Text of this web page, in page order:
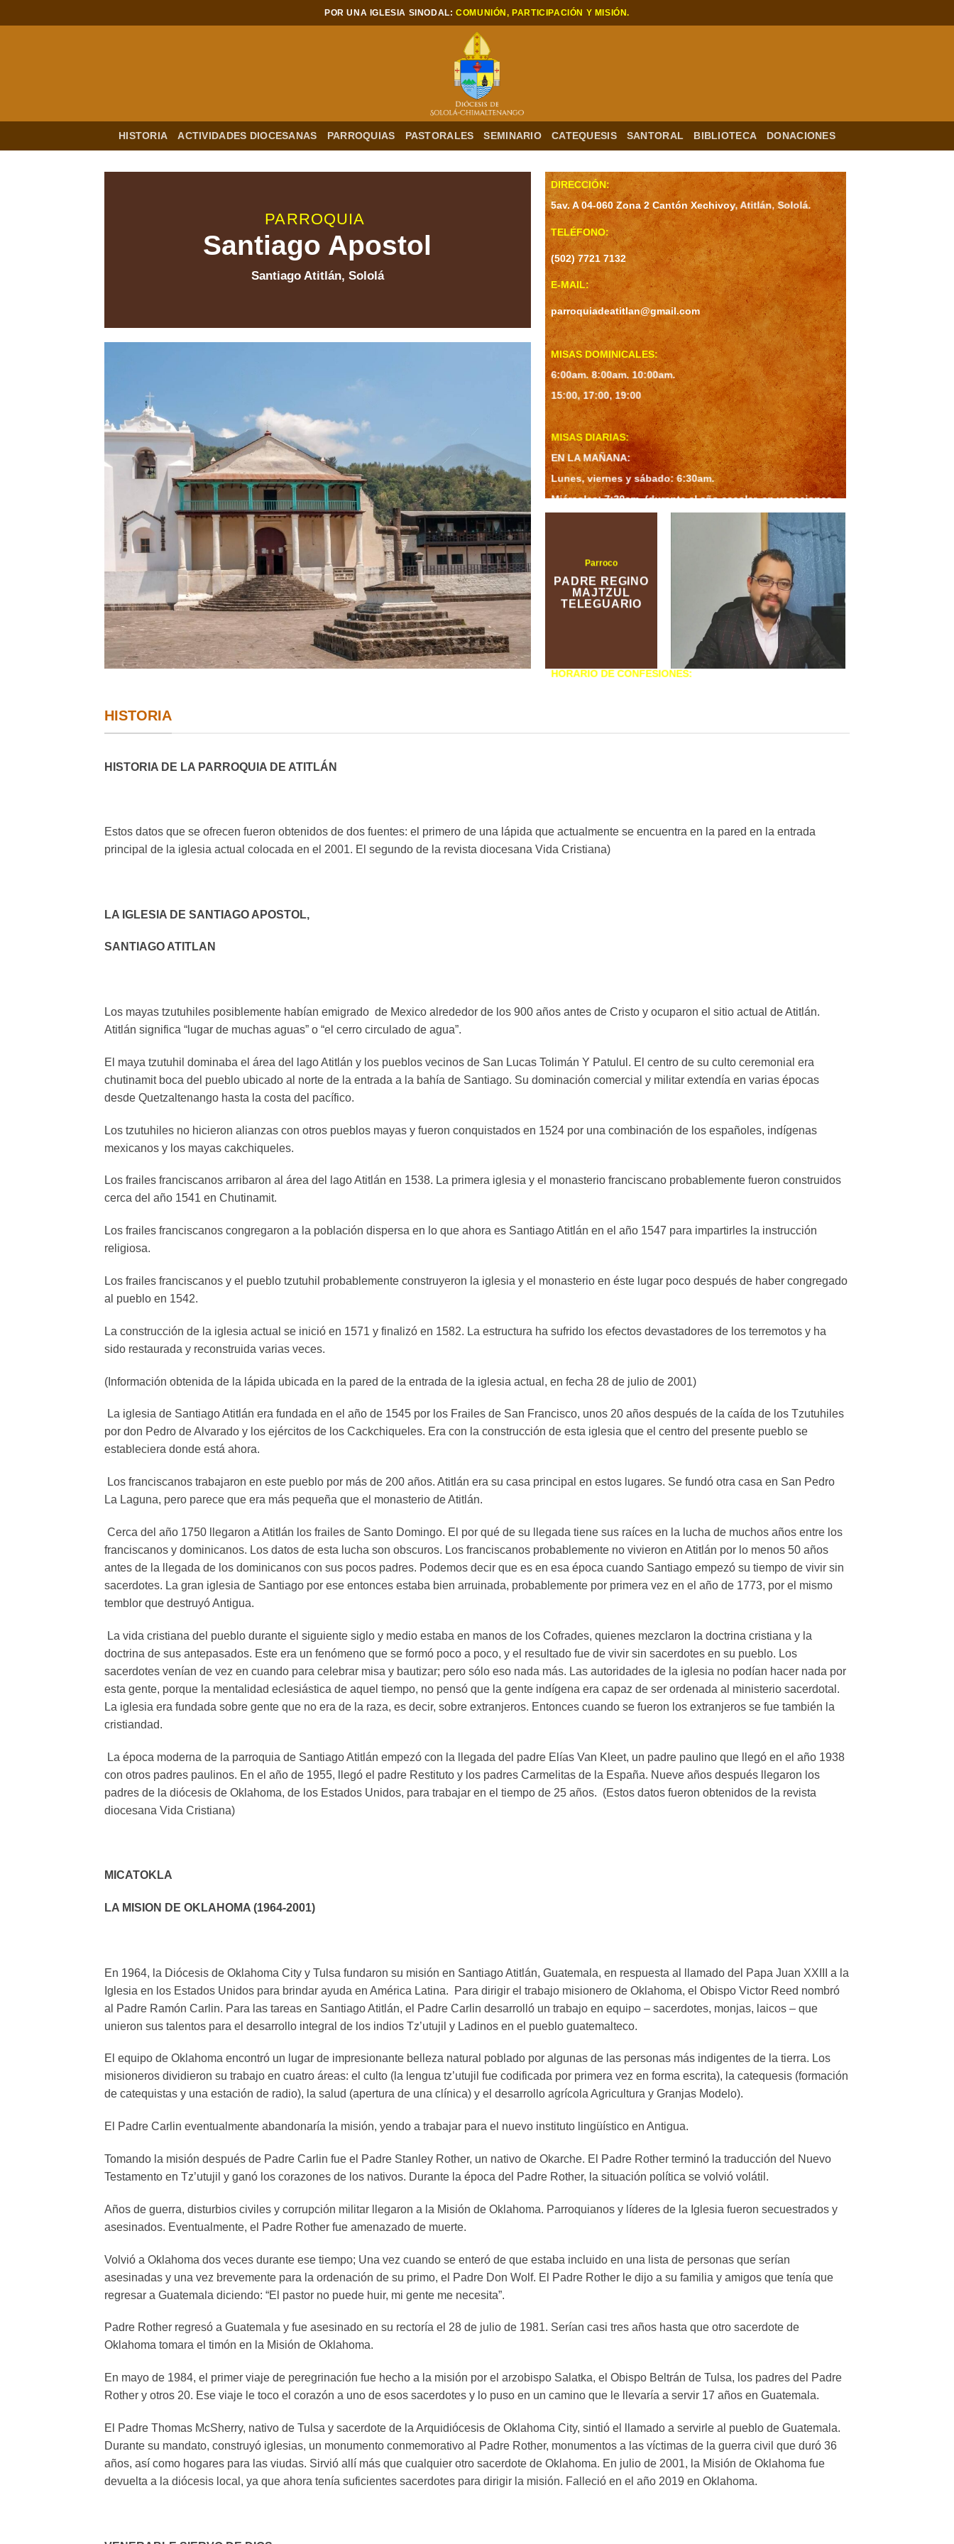
al
POR UNA IGLESIA SINODAL:COMUNIÓN, PARTICIPACIÓN Y MISIÓN.
HISTORIA ACTIVIDADES DIOCESANAS PARROQUIAS PASTORALES SEMINARIO CATEQUESIS SANTORAL BIBLIOTECA DONACIONES
PARROQUIA
Santiago Apostol
Santiago Atitlán, Sololá
DIRECCIÓN:
5av. A 04-060 Zona 2 Cantón Xechivoy, Atitlán, Sololá.
TELÉFONO:
(502) 7721 7132
E-MAIL:
parroquiadeatitlan@gmail.com
MISAS DOMINICALES:
6:00am. 8:00am. 10:00am.
15:00, 17:00, 19:00
MISAS DIARIAS:
EN LA MAÑANA:
Lunes, viernes y sábado: 6:30am.
Miércoles: 7:30am. (durante el año escolar, en vacaciones
se vuelve a las 6:30am).
Jueves: 7:00am. Luego se expone el Santísimo en la
EN LA TARDE:
Martes a Viernes: 17:00
HORARIO DE CONFESIONES:
Parroco
PADRE REGINO
MAJTZUL
TELEGUARIO
HISTORIA
HISTORIA DE LA PARROQUIA DE ATITLÁN
Estos datos que se ofrecen fueron obtenidos de dos fuentes: el primero de una lápida que actualmente se encuentra en la pared en la entrada
principal de la iglesia actual colocada en el 2001. El segundo de la revista diocesana Vida Cristiana)
LA IGLESIA DE SANTIAGO APOSTOL,
SANTIAGO ATITLAN
Los mayas tzutuhiles posiblemente habían emigrado de Mexico alrededor de los 900 años antes de Cristo y ocuparon el sitio actual de Atitlán.
Atitlán significa “lugar de muchas aguas” o “el cerro circulado de agua”.
El maya tzutuhil dominaba el área del lago Atitlán y los pueblos vecinos de San Lucas Tolimán Y Patulul. El centro de su culto ceremonial era
chutinamit boca del pueblo ubicado al norte de la entrada a la bahía de Santiago. Su dominación comercial y militar extendía en varias épocas
desde Quetzaltenango hasta la costa del pacífico.
Los tzutuhiles no hicieron alianzas con otros pueblos mayas y fueron conquistados en 1524 por una combinación de los españoles, indígenas
mexicanos y los mayas cakchiqueles.
Los frailes franciscanos arribaron al área del lago Atitlán en 1538. La primera iglesia y el monasterio franciscano probablemente fueron construidos
cerca del año 1541 en Chutinamit.
Los frailes franciscanos congregaron a la población dispersa en lo que ahora es Santiago Atitlán en el año 1547 para impartirles la instrucción
religiosa.
Los frailes franciscanos y el pueblo tzutuhil probablemente construyeron la iglesia y el monasterio en éste lugar poco después de haber congregado
al pueblo en 1542.
La construcción de la iglesia actual se inició en 1571 y finalizó en 1582. La estructura ha sufrido los efectos devastadores de los terremotos y ha
sido restaurada y reconstruida varias veces.
(Información obtenida de la lápida ubicada en la pared de la entrada de la iglesia actual, en fecha 28 de julio de 2001)
La iglesia de Santiago Atitlán era fundada en el año de 1545 por los Frailes de San Francisco, unos 20 años después de la caída de los Tzutuhiles
por don Pedro de Alvarado y los ejércitos de los Cackchiqueles. Era con la construcción de esta iglesia que el centro del presente pueblo se
estableciera donde está ahora.
Los franciscanos trabajaron en este pueblo por más de 200 años. Atitlán era su casa principal en estos lugares. Se fundó otra casa en San Pedro
La Laguna, pero parece que era más pequeña que el monasterio de Atitlán.
Cerca del año 1750 llegaron a Atitlán los frailes de Santo Domingo. El por qué de su llegada tiene sus raíces en la lucha de muchos años entre los
franciscanos y dominicanos. Los datos de esta lucha son obscuros. Los franciscanos probablemente no vivieron en Atitlán por lo menos 50 años
antes de la llegada de los dominicanos con sus pocos padres. Podemos decir que es en esa época cuando Santiago empezó su tiempo de vivir sin
sacerdotes. La gran iglesia de Santiago por ese entonces estaba bien arruinada, probablemente por primera vez en el año de 1773, por el mismo
temblor que destruyó Antigua.
La vida cristiana del pueblo durante el siguiente siglo y medio estaba en manos de los Cofrades, quienes mezclaron la doctrina cristiana y la
doctrina de sus antepasados. Este era un fenómeno que se formó poco a poco, y el resultado fue de vivir sin sacerdotes en su pueblo. Los
sacerdotes venían de vez en cuando para celebrar misa y bautizar; pero sólo eso nada más. Las autoridades de la iglesia no podían hacer nada por
esta gente, porque la mentalidad eclesiástica de aquel tiempo, no pensó que la gente indígena era capaz de ser ordenada al ministerio sacerdotal.
La iglesia era fundada sobre gente que no era de la raza, es decir, sobre extranjeros. Entonces cuando se fueron los extranjeros se fue también la
cristiandad.
La época moderna de la parroquia de Santiago Atitlán empezó con la llegada del padre Elías Van Kleet, un padre paulino que llegó en el año 1938
con otros padres paulinos. En el año de 1955, llegó el padre Restituto y los padres Carmelitas de la España. Nueve años después llegaron los
padres de la diócesis de Oklahoma, de los Estados Unidos, para trabajar en el tiempo de 25 años. (Estos datos fueron obtenidos de la revista
diocesana Vida Cristiana)
MICATOKLA
LA MISION DE OKLAHOMA (1964-2001)
En 1964, la Diócesis de Oklahoma City y Tulsa fundaron su misión en Santiago Atitlán, Guatemala, en respuesta al llamado del Papa Juan XXIII a la
Iglesia en los Estados Unidos para brindar ayuda en América Latina. Para dirigir el trabajo misionero de Oklahoma, el Obispo Victor Reed nombró
al Padre Ramón Carlin. Para las tareas en Santiago Atitlán, el Padre Carlin desarrolló un trabajo en equipo – sacerdotes, monjas, laicos – que
unieron sus talentos para el desarrollo integral de los indios Tz’utujil y Ladinos en el pueblo guatemalteco.
El equipo de Oklahoma encontró un lugar de impresionante belleza natural poblado por algunas de las personas más indigentes de la tierra. Los
misioneros dividieron su trabajo en cuatro áreas: el culto (la lengua tz’utujil fue codificada por primera vez en forma escrita), la catequesis (formación
de catequistas y una estación de radio), la salud (apertura de una clínica) y el desarrollo agrícola Agricultura y Granjas Modelo).
El Padre Carlin eventualmente abandonaría la misión, yendo a trabajar para el nuevo instituto lingüístico en Antigua.
Tomando la misión después de Padre Carlin fue el Padre Stanley Rother, un nativo de Okarche. El Padre Rother terminó la traducción del Nuevo
Testamento en Tz’utujil y ganó los corazones de los nativos. Durante la época del Padre Rother, la situación política se volvió volátil.
Años de guerra, disturbios civiles y corrupción militar llegaron a la Misión de Oklahoma. Parroquianos y líderes de la Iglesia fueron secuestrados y
asesinados. Eventualmente, el Padre Rother fue amenazado de muerte.
Volvió a Oklahoma dos veces durante ese tiempo; Una vez cuando se enteró de que estaba incluido en una lista de personas que serían
asesinadas y una vez brevemente para la ordenación de su primo, el Padre Don Wolf. El Padre Rother le dijo a su familia y amigos que tenía que
regresar a Guatemala diciendo: “El pastor no puede huir, mi gente me necesita”.
Padre Rother regresó a Guatemala y fue asesinado en su rectoría el 28 de julio de 1981. Serían casi tres años hasta que otro sacerdote de
Oklahoma tomara el timón en la Misión de Oklahoma.
En mayo de 1984, el primer viaje de peregrinación fue hecho a la misión por el arzobispo Salatka, el Obispo Beltrán de Tulsa, los padres del Padre
Rother y otros 20. Ese viaje le toco el corazón a uno de esos sacerdotes y lo puso en un camino que le llevaría a servir 17 años en Guatemala.
El Padre Thomas McSherry, nativo de Tulsa y sacerdote de la Arquidiócesis de Oklahoma City, sintió el llamado a servirle al pueblo de Guatemala.
Durante su mandato, construyó iglesias, un monumento conmemorativo al Padre Rother, monumentos a las víctimas de la guerra civil que duró 36
años, así como hogares para las viudas. Sirvió allí más que cualquier otro sacerdote de Oklahoma. En julio de 2001, la Misión de Oklahoma fue
devuelta a la diócesis local, ya que ahora tenía suficientes sacerdotes para dirigir la misión. Falleció en el año 2019 en Oklahoma.